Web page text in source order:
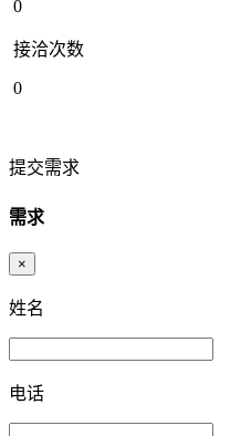
0
接洽次数
0
提交需求
需求
×
姓名
电话